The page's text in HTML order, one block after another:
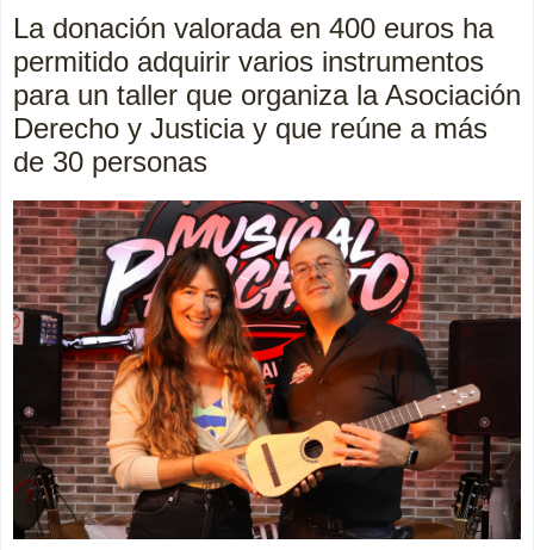
La donación valorada en 400 euros ha
permitido adquirir varios instrumentos
para un taller que organiza la Asociación
Derecho y Justicia y que reúne a más
de 30 personas